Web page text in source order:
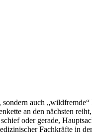
auch
an den nächsten
oder gerade,
Fachkräfte in